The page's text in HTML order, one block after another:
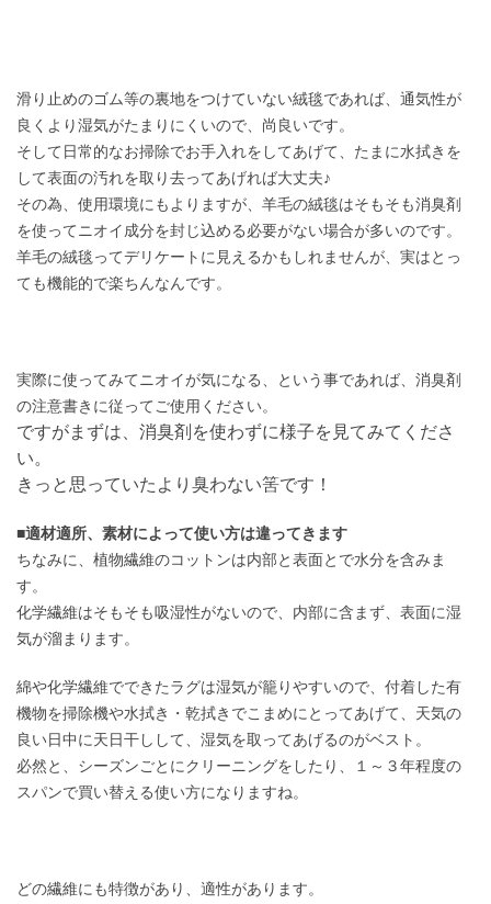
滑り止めのゴム等の裏地をつけていない絨毯であれば、通気性が
良くより湿気がたまりにくいので、尚良いです。
そして日常的なお掃除でお手入れをしてあげて、たまに水拭きを
して表面の汚れを取り去ってあげれば大丈夫♪
その為、使用環境にもよりますが、羊毛の絨毯はそもそも消臭剤
を使ってニオイ成分を封じ込める必要がない場合が多いのです。
羊毛の絨毯ってデリケートに見えるかもしれませんが、実はとっ
ても機能的で楽ちんなんです。
実際に使ってみてニオイが気になる、という事であれば、消臭剤
の注意書きに従ってご使用ください。
ですがまずは、消臭剤を使わずに様子を見てみてくださ
い。
きっと思っていたより臭わない筈です！
■適材適所、素材によって使い方は違ってきます
ちなみに、植物繊維のコットンは内部と表面とで水分を含みま
す。
化学繊維はそもそも吸湿性がないので、内部に含まず、表面に湿
気が溜まります。
綿や化学繊維でできたラグは湿気が籠りやすいので、付着した有
機物を掃除機や水拭き・乾拭きでこまめにとってあげて、天気の
良い日中に天日干しして、湿気を取ってあげるのがベスト。
必然と、シーズンごとにクリーニングをしたり、１～３年程度の
スパンで買い替える使い方になりますね。
どの繊維にも特徴があり、適性があります。